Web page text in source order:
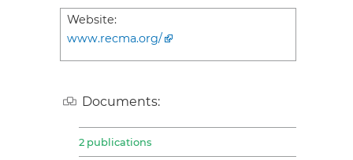
Website:
www.recma.org/
Documents:
2 publications